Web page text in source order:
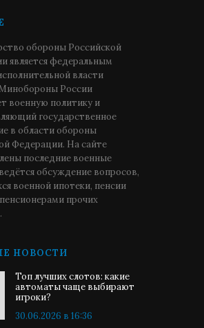
обороны Российской
является федеральным
власти
России
военную политику и
государственное
в области обороны
Федерации. На сайте
последние военные
обсуждение вопросов,
военной ипотеки, пенсии
прочих
НОВОСТИ
Топ лучших слотов: какие
автоматы чаще выбирают
игроки?
30.06.2026 в 16:36